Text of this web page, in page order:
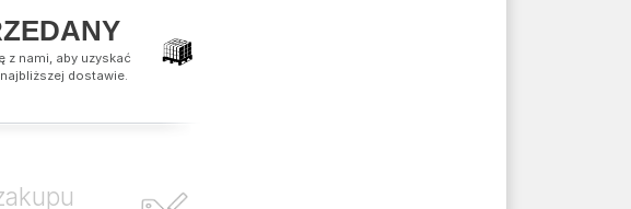
z nami, aby uzyskać
dostawie.